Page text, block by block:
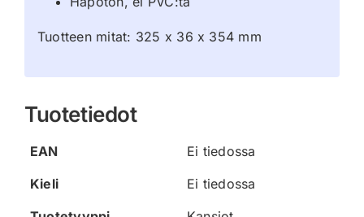
Tuotteen mitat: 325 x 36 x 354 mm
Tuotetiedot
EAN
Ei tiedossa
Kieli
Ei tiedossa